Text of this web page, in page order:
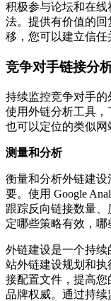
积极参与论坛和在
法。提供有价值的
移，您可以建立信任
竞争对手链接分
持续监控竞争对手
使用外链分析工具
也可以定位的类似网
测量和分析
衡量和分析外链建
要。使用 Google
跟踪反向链接数量
定哪些策略有效，哪
外链建设是一个持续
站外链建设规划和
接配置文件，提高
品牌权威。通过持